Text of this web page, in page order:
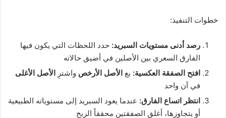
خطوات التنفيذ:
رصد أدنى مستويات السبريد: حدد اللحظات التي يكون فيها
الفارق السعري بين الأصلين في أضيق حالاته
افتح الصفقة العكسية: بع الأصل الأرخص واشترِ الأصل الأغلى
في آن واحد
انتظر اتساع الفارق: عندما يعود السبريد إلى مستوياته الطبيعية
أو يتجاوزها، أغلق الصفقتين محققاً الربح